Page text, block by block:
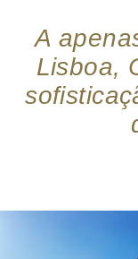
A
Lisboa,